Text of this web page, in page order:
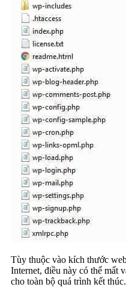
Tùy thuộc vào kích thước
Internet, điều này có thể mất
cho toàn bộ quá trình kết thúc.